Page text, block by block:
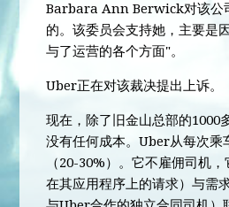
Barbara Ann Berwick对该公
的。该委员会支持她，主要是
与了运营的各个方面"。
Uber正在对该裁决提出上诉。
现在，除了旧金山总部的1000
没有任何成本。Uber从每次乘
（20-30%）。它不雇佣司机
在其应用程序上的请求）与需